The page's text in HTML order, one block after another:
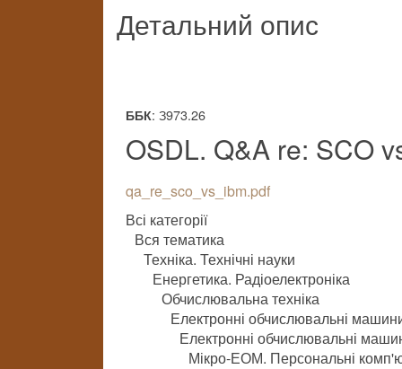
Детальний опис
ББК: З973.26
OSDL. Q&A re: SCO
qa_re_sco_vs_ibm.pdf
Всі категорії
Вся тематика
Техніка. Технічні науки
Енергетика. Радіоелектроніка
Обчислювальна техніка
Електронні обчислювальні
Електронні обчислювальні
Мікро-ЕОМ. Персональні